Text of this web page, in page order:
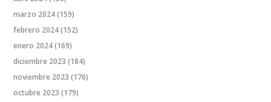
marzo 2024(159)
febrero 2024(152)
enero 2024(169)
diciembre 2023 (184)
noviembre 2023 (176)
octubre 2023 (179)